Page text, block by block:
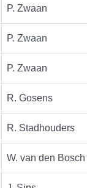
P. Zwaan
P. Zwaan
P. Zwaan
R. Gosens
R. Stadhouders
W. van den Bosch